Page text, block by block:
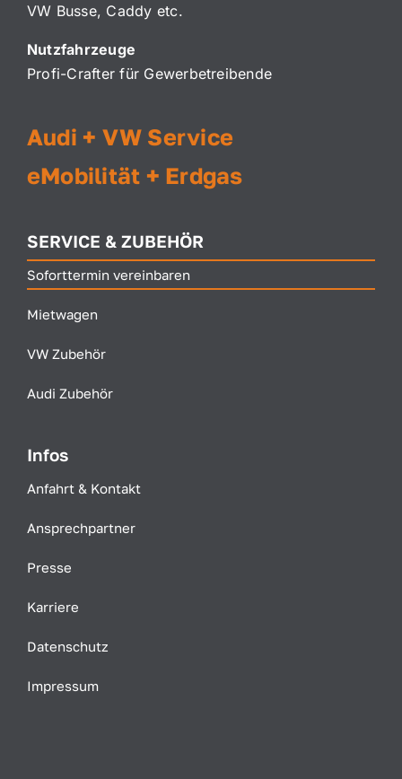
VW Busse, Caddy etc.
Nutzfahrzeuge
Profi-Crafter für Gewerbetreibende
Audi + VW Service
eMobilität + Erdgas
SERVICE & ZUBEHÖR
Soforttermin vereinbaren
Mietwagen
VW Zubehör
Audi Zubehör
Infos
Anfahrt & Kontakt
Ansprechpartner
Presse
Karriere
Datenschutz
Impressum